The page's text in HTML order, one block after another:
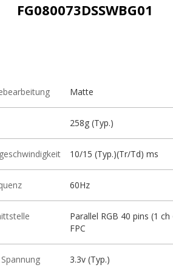
FG080073DSSWBG01
Matte
258g (Typ.)
10/15 (Typ.)(Tr/Td) ms
60Hz
Parallel RGB 40 pins (1
FPC
3.3v (Typ.)